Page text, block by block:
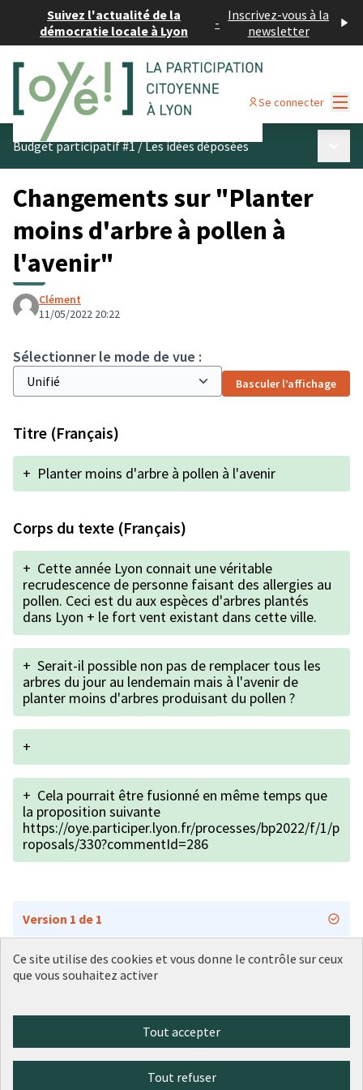
Suivez l'actualité de la
démocratie locale à Lyon
- Inscrivez-vous à la
newsletter
Se connecter
Budget participatif #1/Les idées déposées
Changements sur "Planter
moins d'arbre à pollen à
l'avenir"
Clément
11/05/2022 20:22
Sélectionner le mode de vue :
Basculer l’affichage
Titre (Français)
+ Planter moins d'arbre à pollen à l'avenir
Corps du texte (Français)
+ Cette année Lyon connait une véritable
recrudescence de personne faisant des allergies au
pollen. Ceci est du aux espèces d'arbres plantés
dans Lyon + le fort vent existant dans cette ville.
+ Serait-il possible non pas de remplacer tous les
arbres du jour au lendemain mais à l'avenir de
planter moins d'arbres produisant du pollen ?
+
+ Cela pourrait être fusionné en même temps que
la proposition suivante
https://oye.participer.lyon.fr/processes/bp2022/f/1/p
roposals/330?commentId=286
Version 1 de 1
(Lien externe)
(Lien externe)
(Lien externe)
(Lien externe)
(Lien externe)
Ce site utilise des cookies et vous donne le contrôle sur ceux
que vous souhaitez activer
Tout accepter
Tout refuser